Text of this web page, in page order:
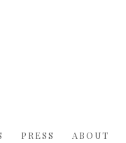
PRESS ABOUT